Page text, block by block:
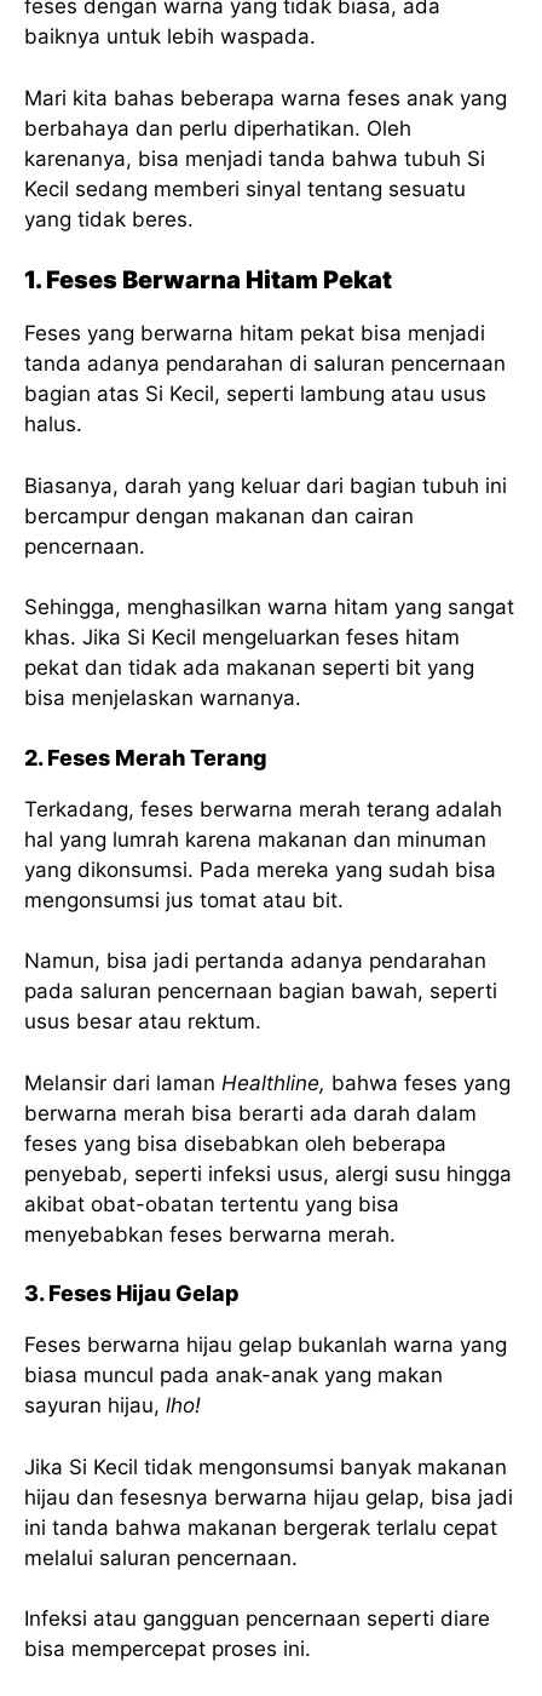
feses dengan warna yang tidak biasa, ada
baiknya untuk lebih waspada.
Mari kita bahas beberapa warna feses anak yang
berbahaya dan perlu diperhatikan. Oleh
karenanya, bisa menjadi tanda bahwa tubuh Si
Kecil sedang memberi sinyal tentang sesuatu
yang tidak beres.
1. Feses Berwarna Hitam Pekat
Feses yang berwarna hitam pekat bisa menjadi
tanda adanya pendarahan di saluran pencernaan
bagian atas Si Kecil, seperti lambung atau usus
halus.
Biasanya, darah yang keluar dari bagian tubuh ini
bercampur dengan makanan dan cairan
pencernaan.
Sehingga, menghasilkan warna hitam yang sangat
khas. Jika Si Kecil mengeluarkan feses hitam
pekat dan tidak ada makanan seperti bit yang
bisa menjelaskan warnanya.
2. Feses Merah Terang
Terkadang, feses berwarna merah terang adalah
hal yang lumrah karena makanan dan minuman
yang dikonsumsi. Pada mereka yang sudah bisa
mengonsumsi jus tomat atau bit.
Namun, bisa jadi pertanda adanya pendarahan
pada saluran pencernaan bagian bawah, seperti
usus besar atau rektum.
Melansir dari laman Healthline, bahwa feses yang
berwarna merah bisa berarti ada darah dalam
feses yang bisa disebabkan oleh beberapa
penyebab, seperti infeksi usus, alergi susu hingga
akibat obat-obatan tertentu yang bisa
menyebabkan feses berwarna merah.
3. Feses Hijau Gelap
Feses berwarna hijau gelap bukanlah warna yang
biasa muncul pada anak-anak yang makan
sayuran hijau, lho!
Jika Si Kecil tidak mengonsumsi banyak makanan
hijau dan fesesnya berwarna hijau gelap, bisa jadi
ini tanda bahwa makanan bergerak terlalu cepat
melalui saluran pencernaan.
Infeksi atau gangguan pencernaan seperti diare
bisa mempercepat proses ini.